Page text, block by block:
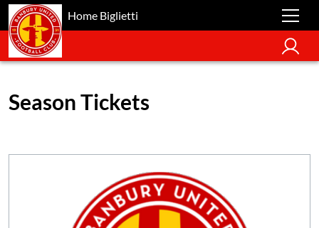
Home Biglietti
Season Tickets